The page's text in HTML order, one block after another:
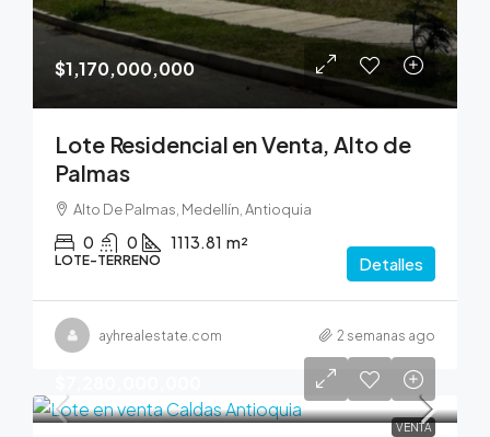
$1,170,000,000
Lote Residencial en Venta, Alto de
Palmas
Alto De Palmas, Medellín, Antioquia
0 0 1113.81 m²
LOTE-TERRENO Detalles
ayhrealestate.com 2 semanas ago
VENTA